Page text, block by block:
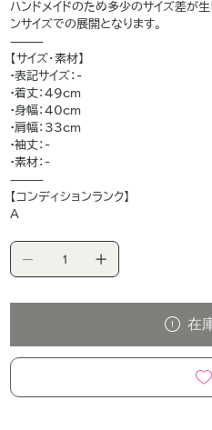
ハンドメイドのため多少のサイズ差が
ンサイズでの展開となります。
⸻
【サイズ・素材】
•表記サイズ：-
•着丈：49cm
•身幅：40cm
•肩幅：33cm
•袖丈：-
•素材：-
⸻
【コンディションランク】
A
在